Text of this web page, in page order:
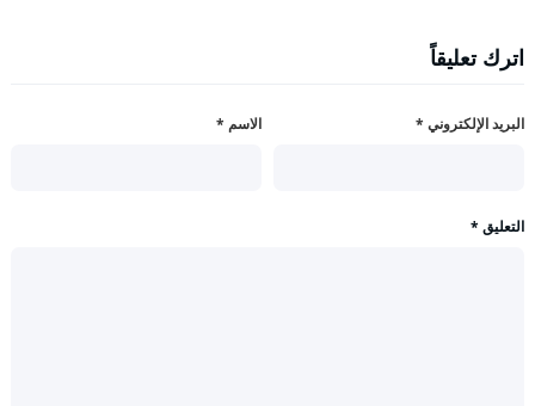
اترك تعليقاً
الاسم * البريد الإلكتروني *
التعليق *